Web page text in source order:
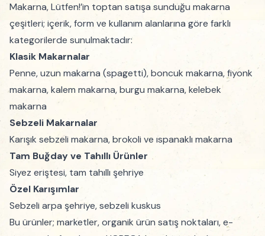
Makarna, Lütfen!’in toptan satışa sunduğu makarna
çeşitleri; içerik, form ve kullanım alanlarına göre farklı
kategorilerde sunulmaktadır:
Klasik Makarnalar
Penne, uzun makarna (spagetti), boncuk makarna, fiyonk
makarna, kalem makarna, burgu makarna, kelebek
makarna
Sebzeli Makarnalar
Karışık sebzeli makarna, brokoli ve ıspanaklı makarna
Tam Buğday ve Tahıllı Ürünler
Siyez eriştesi, tam tahıllı şehriye
Özel Karışımlar
Sebzeli arpa şehriye, sebzeli kuskus
Bu ürünler; marketler, organik ürün satış noktaları, e-